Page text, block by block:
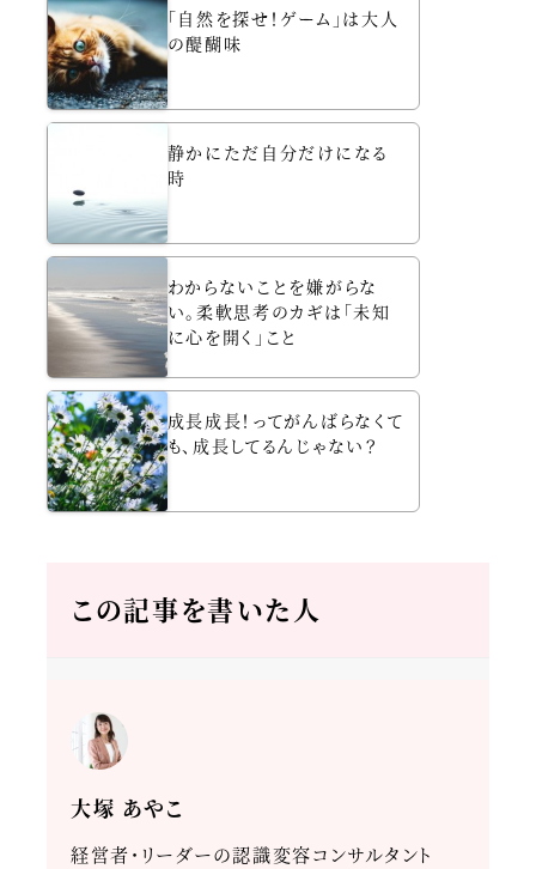
「自然を探せ！ゲーム」は大人
の醍醐味
静かにただ自分だけになる
時
わからないことを嫌がらな
い。柔軟思考のカギは「未知
に心を開く」こと
成長成長！ってがんばらなくて
も、成長してるんじゃない？
この記事を書いた人
大塚 あやこ
経営者・リーダーの認識変容コンサルタント